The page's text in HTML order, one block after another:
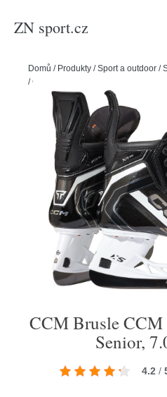
ZN sport.cz
Domů / Produkty /Sport a outdoor /
/CCM Brusle CCM Tacks XR90 SR,
CCM Brusle CCM
Senior,
4.2 /